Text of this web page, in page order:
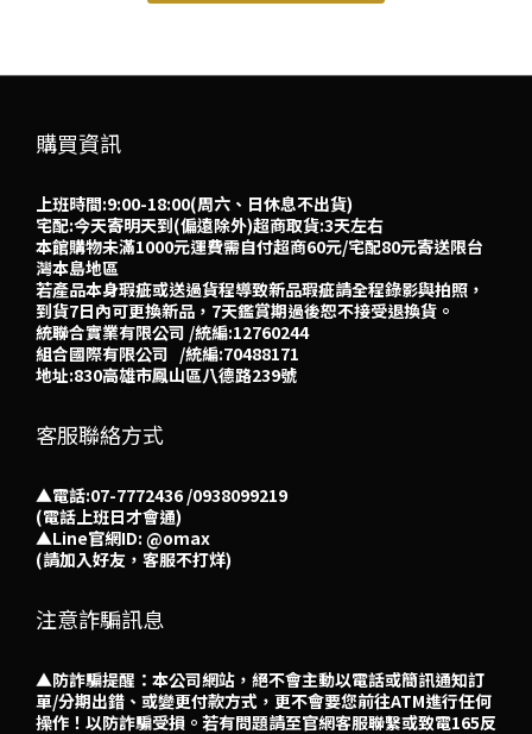
購買資訊
上班時間:9:00-18:00(周六、日休息不出貨)
宅配:今天寄明天到(偏遠除外)超商取貨:3天左右
本館購物未滿1000元運費需自付超商60元/宅配80元寄送限台
灣本島地區
若產品本身瑕疵或送過貨程導致新品瑕疵請全程錄影與拍照，
到貨7日內可更換新品，7天鑑賞期過後恕不接受退換貨。
統聯合實業有限公司 /統編:12760244
組合國際有限公司 /統編:70488171
地址:830高雄市鳳山區八德路239號
客服聯絡方式
▲電話:07-7772436 /0938099219
(電話上班日才會通)
▲Line官網ID: @omax​
(請加入好友，客服不打烊)
注意詐騙訊息
▲防詐騙提醒：本公司網站，絕不會主動以電話或簡訊通知訂
單/分期出錯、或變更付款方式，更不會要您前往ATM進行任何
操作！以防詐騙受損。若有問題請至官網客服聯繫或致電165反